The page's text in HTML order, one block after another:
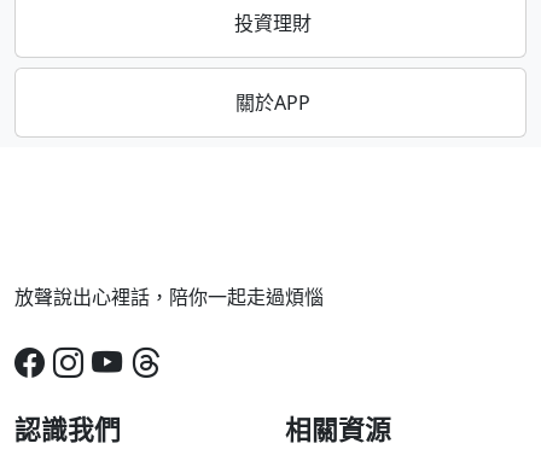
投資理財
關於APP
放聲說出心裡話，陪你一起走過煩惱
認識我們 相關資源